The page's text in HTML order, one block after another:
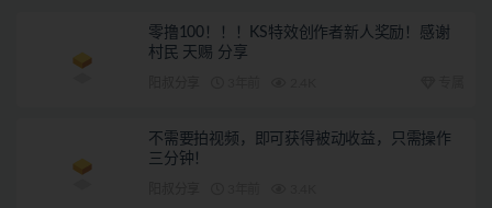
零撸100！！！KS特效创作者新人奖励！感谢
村民 天赐 分享
不需要拍视频，即可获得被动收益，只需操作
三分钟！